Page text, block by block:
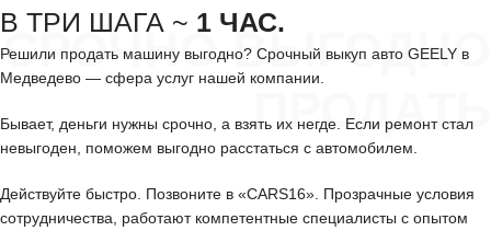
СРОЧНО ВЫГОДНО
ПРОДАТЬ
В ТРИ ШАГА ~ 1 ЧАС.
Решили продать машину выгодно? Срочный выкуп авто GEELY в
Медведево — сфера услуг нашей компании.
Бывает, деньги нужны срочно, а взять их негде. Если ремонт стал
невыгоден, поможем выгодно расстаться с автомобилем.
Действуйте быстро. Позвоните в «CARS16». Прозрачные условия
сотрудничества, работают компетентные специалисты с опытом